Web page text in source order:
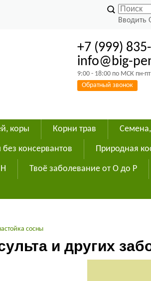
Вводить
+7 (999)
info@big-
9:00 - 18:00 по МСК пн-пт
Обратный звонок
коры Корни трав
без консервантов Природная
Твоё заболевание от О до Р
сосны
и других